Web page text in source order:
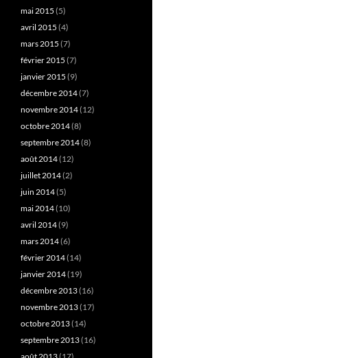
mai 2015 (5)
avril 2015 (4)
mars 2015 (7)
février 2015 (7)
janvier 2015 (9)
décembre 2014(7)
novembre 2014(12)
octobre 2014(8)
septembre 2014(8)
août 2014(12)
juillet 2014(2)
juin 2014(5)
mai 2014(10)
avril 2014(9)
mars 2014(6)
février 2014(14)
janvier 2014(19)
décembre 2013(16)
novembre 2013(17)
octobre 2013(14)
septembre 2013(16)